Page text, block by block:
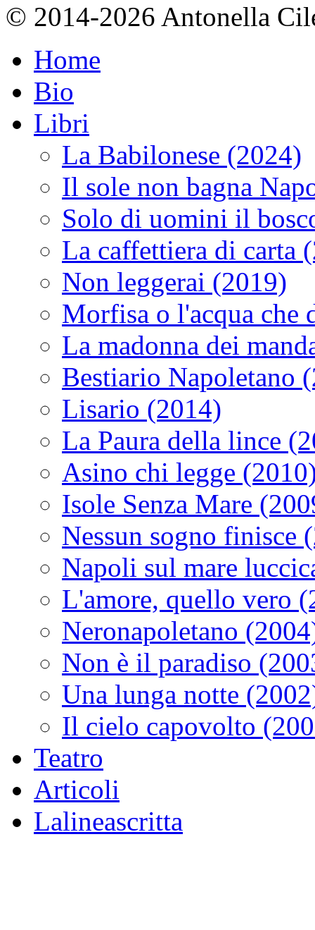
© 2014-2026 Antonella
Home
Bio
Libri
La Babilonese (2024)
Il sole non bagna
Solo di uomini il
La caffettiera di carta
Non leggerai (2019)
Morfisa o l'acqua che
La madonna dei
Bestiario Napoletano
Lisario (2014)
La Paura della lince
Asino chi legge
Isole Senza Mare
Nessun sogno finisce
Napoli sul mare
L'amore, quello vero
Neronapoletano
Non è il paradiso
Una lunga notte
Il cielo capovolto
Teatro
Articoli
Lalineascritta